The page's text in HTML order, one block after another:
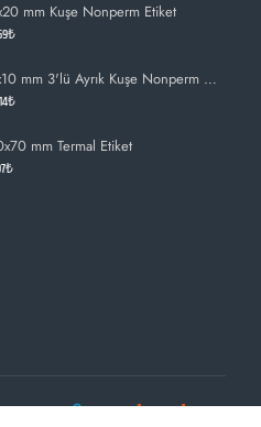
mm Kuşe Nonperm Etiket
25x10 mm 3'lü Ayrık Kuşe Nonperm Etiket
mm Termal Etiket